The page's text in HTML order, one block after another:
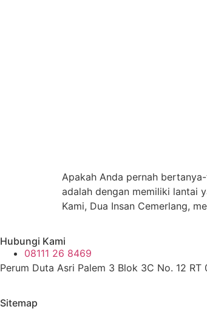
Apakah Anda pernah
adalah dengan memiliki lantai
Kami, Dua Insan Cemerlang,
Hubungi Kami
08111 26 8469
Perum Duta Asri Palem 3 Blok 3C No. 12 RT
Sitemap